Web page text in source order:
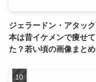
ジェラードン・アタッ
本は昔イケメンで痩せて
た？若い頃の画像まとめ